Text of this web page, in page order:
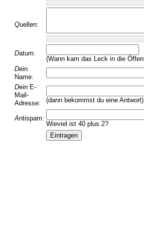
Quellen:
Datum:
(Wann kam das Leck in die
Dein
Name:
Dein E-
Mail-
Adresse:
(dann bekommst du eine Antwort)
Antispam:
Wieviel ist 40 plus 2?